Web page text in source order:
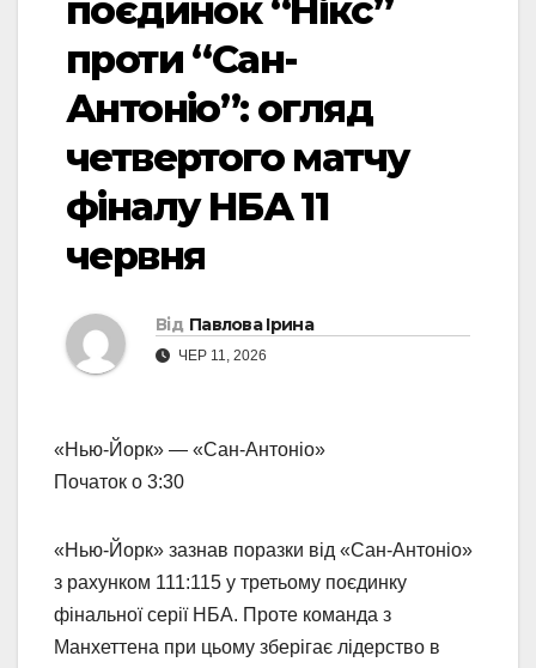
поєдинок “Нікс”
проти “Сан-
Антоніо”: огляд
четвертого матчу
фіналу НБА 11
червня
Від Павлова Ірина
ЧЕР 11, 2026
«Нью-Йорк» — «Сан-Антоніо»
Початок о 3:30
«Нью-Йорк» зазнав поразки від «Сан-Антоніо»
з рахунком 111:115 у третьому поєдинку
фінальної серії НБА. Проте команда з
Манхеттена при цьому зберігає лідерство в